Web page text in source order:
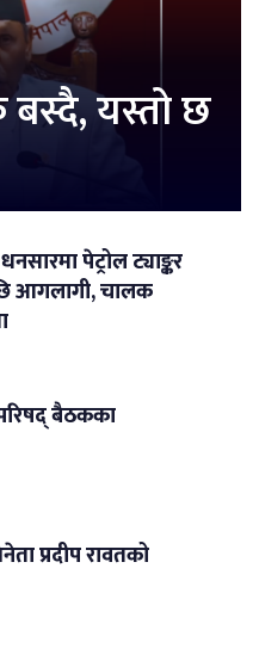
बस्दै, यस्तो छ
पेट्रोल ट्याङ्कर
आगलागी, चालक
बैठकका
प्रदीप रावतको